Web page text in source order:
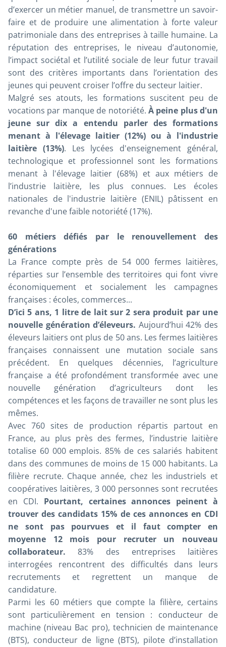
d’exercer un métier manuel, de transmettre un savoir-
faire et de produire une alimentation à forte valeur
patrimoniale dans des entreprises à taille humaine. La
réputation des entreprises, le niveau d’autonomie,
l’impact sociétal et l’utilité sociale de leur futur travail
sont des critères importants dans l’orientation des
jeunes qui peuvent croiser l’offre du secteur laitier.
Malgré ses atouts, les formations suscitent peu de
vocations par manque de notoriété. À peine plus d'un
jeune sur dix a entendu parler des formations
menant à l'élevage laitier (12%) ou à l'industrie
laitière (13%). Les lycées d'enseignement général,
technologique et professionnel sont les formations
menant à l'élevage laitier (68%) et aux métiers de
l’industrie laitière, les plus connues. Les écoles
nationales de l'industrie laitière (ENIL) pâtissent en
revanche d'une faible notoriété (17%).
60 métiers défiés par le renouvellement des
générations
La France compte près de 54 000 fermes laitières,
réparties sur l’ensemble des territoires qui font vivre
économiquement et socialement les campagnes
françaises : écoles, commerces...
D’ici 5 ans, 1 litre de lait sur 2 sera produit par une
nouvelle génération d’éleveurs. Aujourd’hui 42% des
éleveurs laitiers ont plus de 50 ans. Les fermes laitières
françaises connaissent une mutation sociale sans
précédent. En quelques décennies, l’agriculture
française a été profondément transformée avec une
nouvelle génération d’agriculteurs dont les
compétences et les façons de travailler ne sont plus les
mêmes.
Avec 760 sites de production répartis partout en
France, au plus près des fermes, l’industrie laitière
totalise 60 000 emplois. 85% de ces salariés habitent
dans des communes de moins de 15 000 habitants. La
filière recrute. Chaque année, chez les industriels et
coopératives laitières, 3 000 personnes sont recrutées
en CDI. Pourtant, certaines annonces peinent à
trouver des candidats 15% de ces annonces en CDI
ne sont pas pourvues et il faut compter en
moyenne 12 mois pour recruter un nouveau
collaborateur.83% des entreprises laitières
interrogées rencontrent des difficultés dans leurs
recrutements et regrettent un manque de
candidature.
Parmi les 60 métiers que compte la filière, certains
sont particulièrement en tension : conducteur de
machine (niveau Bac pro), technicien de maintenance
(BTS), conducteur de ligne (BTS), pilote d’installation